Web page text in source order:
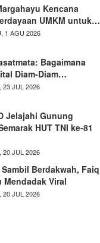
Kencana
UMKM untuk…
1 AGU 2026
Bagaimana
Diam-Diam…
23 JUL 2026
Jelajahi Gunung
HUT TNI ke-81
20 JUL 2026
Berdakwah, Faiq
Mendadak Viral
20 JUL 2026